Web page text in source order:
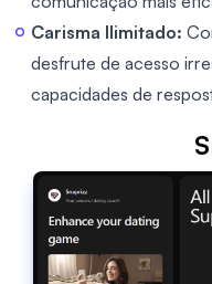
Carisma Ilimitado:
desfrute de acesso
capacidades de